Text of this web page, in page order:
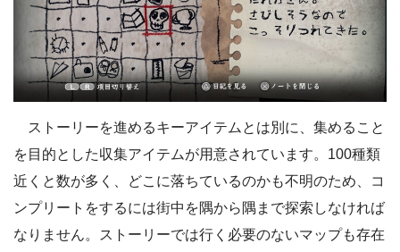
ストーリーを進めるキーアイテムとは別に、集めること
を目的とした収集アイテムが用意されています。100種類
近くと数が多く、どこに落ちているのかも不明のため、コ
ンプリートをするには街中を隅から隅まで探索しなければ
なりません。ストーリーでは行く必要のないマップも存在